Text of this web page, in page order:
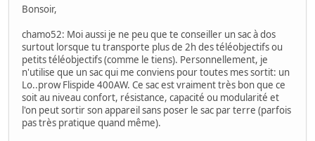
Bonsoir,
chamo52: Moi aussi je ne peu que te conseiller un sac à dos
surtout lorsque tu transporte plus de 2h des téléobjectifs ou
petits téléobjectifs (comme le tiens). Personnellement, je
n'utilise que un sac qui me conviens pour toutes mes sortit: un
Lo..prow Flispide 400AW. Ce sac est vraiment très bon que ce
soit au niveau confort, résistance, capacité ou modularité et
l'on peut sortir son appareil sans poser le sac par terre (parfois
pas très pratique quand même).